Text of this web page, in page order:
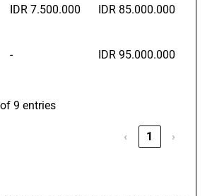
IDR 7.500.000 IDR 85.000.000
- IDR 95.000.000
9 entries
‹ 1 ›